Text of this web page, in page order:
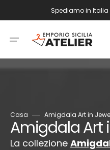
direttamente
ai
contenuti
Spediamo in
Casa Amigdala Art in
Collezione:
Amigdala Art
La collezione